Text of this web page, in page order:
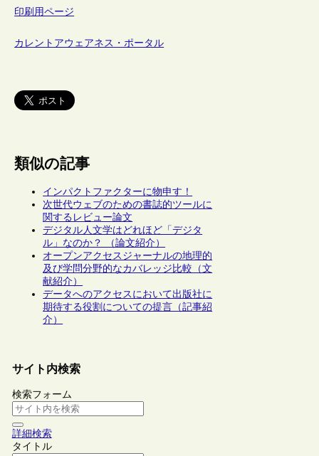
印刷用ページ
カレントアウェアネス・ポータル
類似の記事
インパクトファクターに物申す！
次世代ウェブのための書誌的ツールに
関するレビュー論文
デジタル人文学はどれほど「デジタ
ル」なのか？ （論文紹介）
オープンアクセスジャーナルの地理的
及び学問分野的なカバレッジ比較（文
献紹介）
データへのアクセスにおいて出版社に
期待する役割についての提言（記事紹
介）
サイト内検索
検索フォーム
詳細検索
タイトル